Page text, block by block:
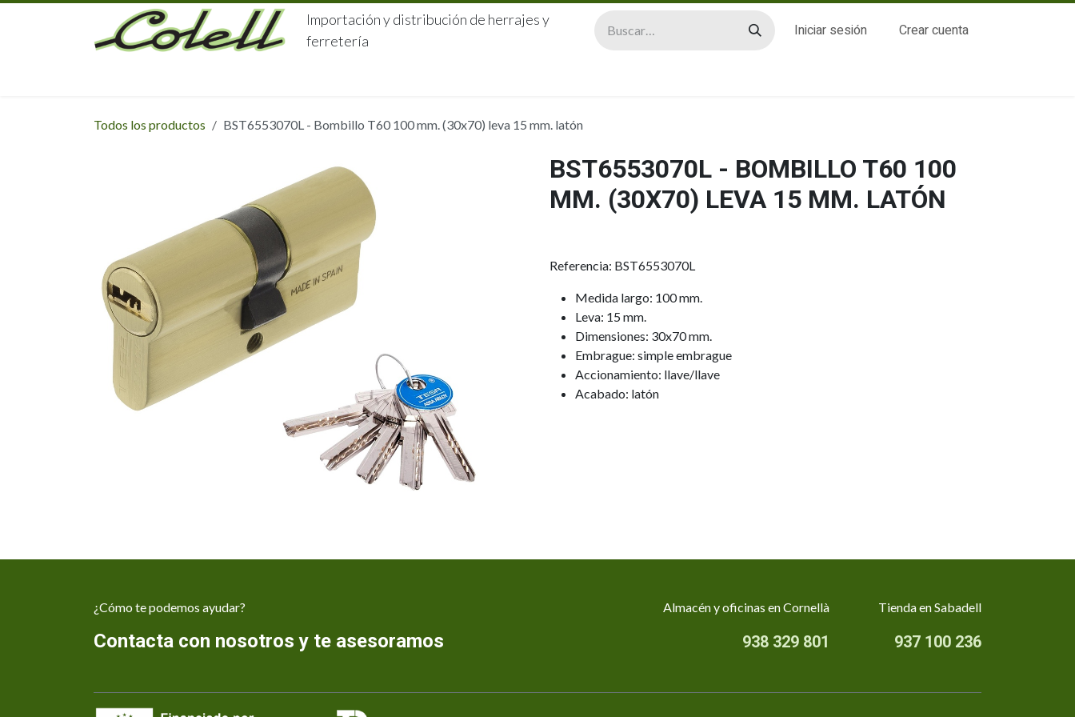
Ir al contenido
Importación y distribución de herrajes y
ferretería
Iniciar sesión Crear cuenta
Todos los productos BST6553070L - Bombillo T60 100 mm. (30x70) leva 15 mm. latón
BST6553070L - BOMBILLO T60 100
MM. (30X70) LEVA 15 MM. LATÓN
Referencia: BST6553070L
Medida largo: 100 mm.
Leva: 15 mm.
Dimensiones: 30x70 mm.
Embrague: simple embrague
Accionamiento: llave/llave
Acabado: latón
¿Cómo te podemos ayudar?
Contacta con nosotros y te asesoramos
Almacén y oficinas en Cornellà
938 329 801
Tienda en Sabadell
937 100 236